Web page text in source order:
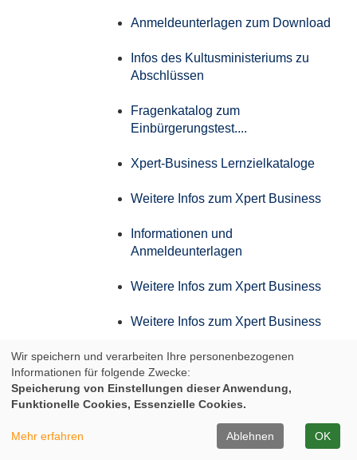
Anmeldeunterlagen zum Download
Infos des Kultusministeriums zu
Abschlüssen
Fragenkatalog zum
Einbürgerungstest....
Xpert-Business Lernzielkataloge
Weitere Infos zum Xpert Business
Informationen und
Anmeldeunterlagen
Weitere Infos zum Xpert Business
Weitere Infos zum Xpert Business
Weitere Infos zum Xpert Business
Weitere Infos zum Xpert Business
Infos zum Aufstiegs-BAföG
Wir speichern und verarbeiten Ihre personenbezogenen
Informationen für folgende Zwecke:
Speicherung von Einstellungen dieser Anwendung,
Funktionelle Cookies, Essenzielle Cookies.
Mehr erfahren Ablehnen OK